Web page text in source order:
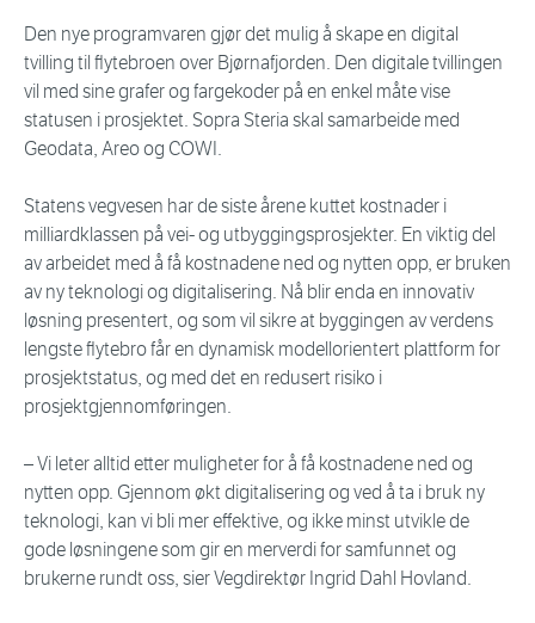
Den nye programvaren gjør det mulig å skape en digital
tvilling til flytebroen over Bjørnafjorden. Den digitale tvillingen
vil med sine grafer og fargekoder på en enkel måte vise
statusen i prosjektet. Sopra Steria skal samarbeide med
Geodata, Areo og COWI.
Statens vegvesen har de siste årene kuttet kostnader i
milliardklassen på vei- og utbyggingsprosjekter. En viktig del
av arbeidet med å få kostnadene ned og nytten opp, er bruken
av ny teknologi og digitalisering. Nå blir enda en innovativ
løsning presentert, og som vil sikre at byggingen av verdens
lengste flytebro får en dynamisk modellorientert plattform for
prosjektstatus, og med det en redusert risiko i
prosjektgjennomføringen.
– Vi leter alltid etter muligheter for å få kostnadene ned og
nytten opp. Gjennom økt digitalisering og ved å ta i bruk ny
teknologi, kan vi bli mer effektive, og ikke minst utvikle de
gode løsningene som gir en merverdi for samfunnet og
brukerne rundt oss, sier Vegdirektør Ingrid Dahl Hovland.